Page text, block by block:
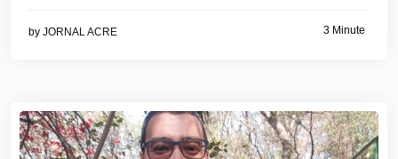
by JORNAL ACRE 3 Minute